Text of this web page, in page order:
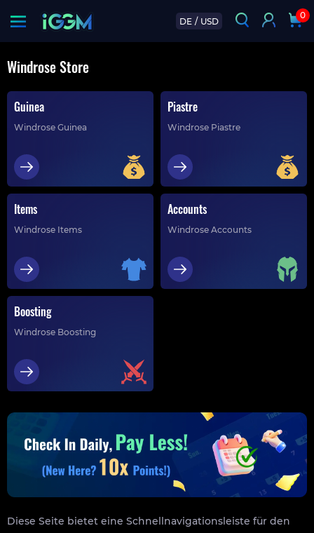
DE / USD
0
Windrose Store
Guinea
Windrose Guinea
Piastre
Windrose Piastre
Items
Windrose Items
Accounts
Windrose Accounts
Boosting
Windrose Boosting
Diese Seite bietet eine Schnellnavigationsleiste für den